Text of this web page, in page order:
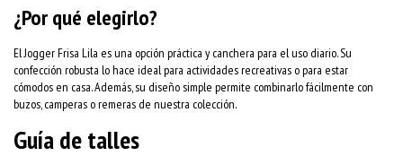
¿Por qué elegirlo?
El Jogger Frisa Lila es una opción práctica y canchera para el uso diario. Su
confección robusta lo hace ideal para actividades recreativas o para estar
cómodos en casa. Además, su diseño simple permite combinarlo fácilmente con
buzos, camperas o remeras de nuestra colección.
Guía de talles